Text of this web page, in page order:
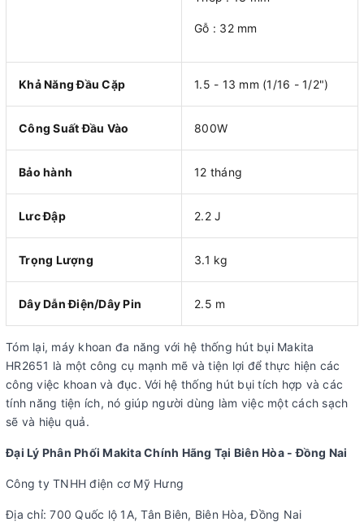
Gỗ : 32 mm
Khả Năng Đầu Cặp 1.5 - 13 mm (1/16 - 1/2")
Công Suất Đầu Vào 800W
Bảo hành 12 tháng
Lưc Đập 2.2 J
Trọng Lượng 3.1 kg
Dây Dẫn Điện/Dây Pin 2.5 m
Tóm lại, máy khoan đa năng với hệ thống hút bụi Makita
HR2651 là một công cụ mạnh mẽ và tiện lợi để thực hiện các
công việc khoan và đục. Với hệ thống hút bụi tích hợp và các
tính năng tiện ích, nó giúp người dùng làm việc một cách sạch
sẽ và hiệu quả.
Đại Lý Phân Phối Makita Chính Hãng Tại Biên Hòa - Đồng Nai
Công ty TNHH điện cơ Mỹ Hưng
Địa chỉ: 700 Quốc lộ 1A, Tân Biên, Biên Hòa, Đồng Nai